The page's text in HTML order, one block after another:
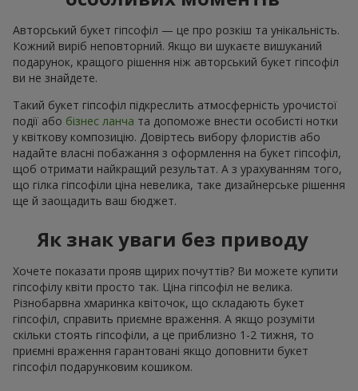
Авторський букет гіпсофіл — це про розкіш та унікальність.
Кожний виріб неповторний. Якщо ви шукаєте вишуканий
подарунок, кращого рішення ніж авторський букет гіпсофіл
ви не знайдете.
Такий букет гіпсофіл підкреслить атмосферність урочистої
події або бізнес ланча та допоможе внести особисті нотки
у квіткову композицію. Довіртесь вибору флористів або
надайте власні побажання з оформлення на букет гіпсофіл,
щоб отримати найкращий результат. А з урахуванням того,
що гілка гіпсофіли ціна невелика, таке дизайнерське рішення
ще й заощадить ваш бюджет.
Як знак уваги без приводу
Хочете показати прояв щирих почуттів? Ви можете купити
гіпсофілу квіти просто так. Ціна гіпсофіл не велика.
Різнобарвна хмаринка квіточок, що складають букет
гіпсофіл, справить приємне враження. А якщо розуміти
скільки стоять гіпсофіли, а це приблизно 1-2 тижня, то
приємні враження гарантовані якщо доповнити букет
гіпсофіл подарунковим кошиком.